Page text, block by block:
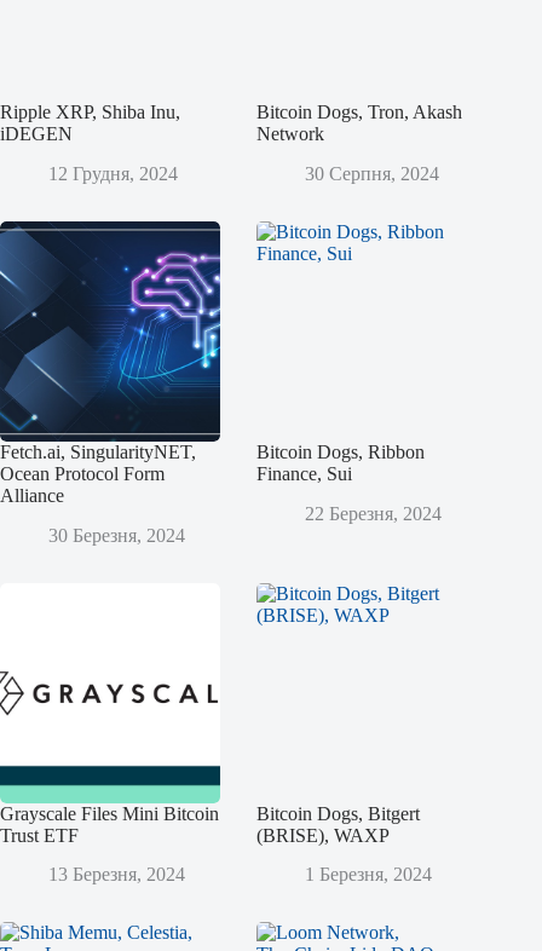
Ripple XRP, Shiba Inu,
iDEGEN
12 Грудня, 2024
Bitcoin Dogs, Tron, Akash
Network
30 Серпня, 2024
Fetch.ai, SingularityNET,
Ocean Protocol Form
Alliance
30 Березня, 2024
Bitcoin Dogs, Ribbon
Finance, Sui
22 Березня, 2024
Grayscale Files Mini Bitcoin
Trust ETF
13 Березня, 2024
Bitcoin Dogs, Bitgert
(BRISE), WAXP
1 Березня, 2024